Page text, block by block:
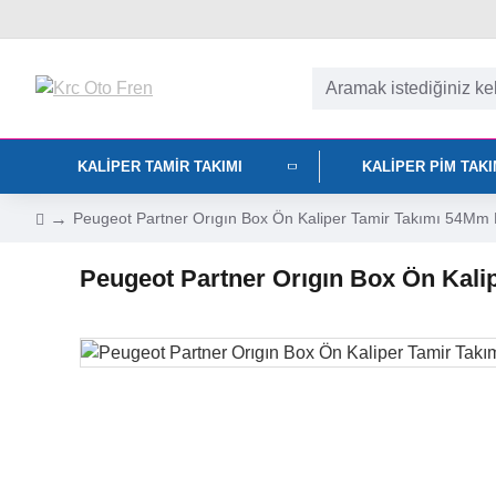
KALIPER TAMIR TAKIMI KALIPER PIM
Peugeot Partner Orıgın Box Ön Kaliper Tamir Takımı 54Mm
Peugeot Partner Orıgın Box Ön